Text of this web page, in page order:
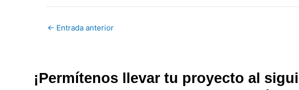
← Entrada anterior
¡Permítenos llevar tu proyecto al